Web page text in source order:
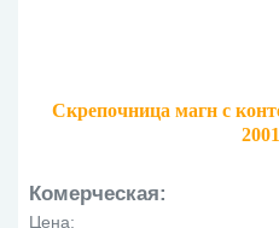
Скрепочница магн с
Комерческая:
Цена: